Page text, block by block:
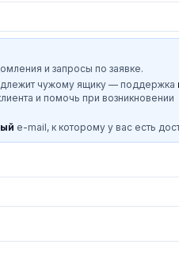
и запросы по заявке.
чужому ящику — поддержка
и помочь при возникновении
e-mail, к которому у вас есть